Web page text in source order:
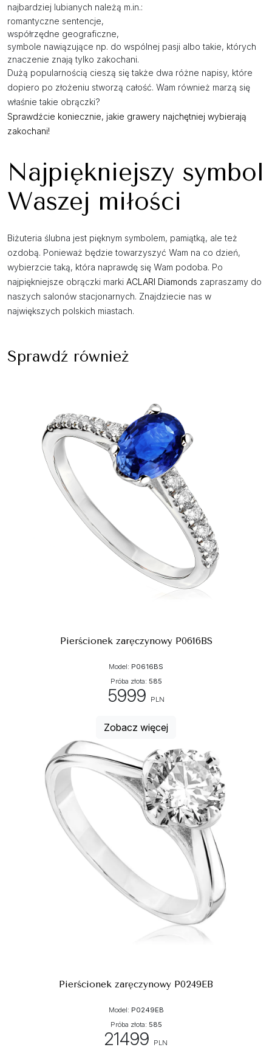
najbardziej lubianych należą m.in.:
romantyczne sentencje,
współrzędne geograficzne,
symbole nawiązujące np. do wspólnej pasji albo takie, których
znaczenie znają tylko zakochani.
Dużą popularnością cieszą się także dwa różne napisy, które
dopiero po złożeniu stworzą całość. Wam również marzą się
właśnie takie obrączki?
Sprawdźcie koniecznie, jakie grawery najchętniej wybierają
zakochani!
Najpiękniejszy symbol
Waszej miłości
Biżuteria ślubna jest pięknym symbolem, pamiątką, ale też
ozdobą. Ponieważ będzie towarzyszyć Wam na co dzień,
wybierzcie taką, która naprawdę się Wam podoba. Po
najpiękniejsze obrączki marki ACLARI Diamonds zapraszamy do
naszych salonów stacjonarnych. Znajdziecie nas w
największych polskich miastach.
Sprawdź również
Pierścionek zaręczynowy P0616BS
Model: P0616BS
Próba złota: 585
5999 PLN
Zobacz więcej
Pierścionek zaręczynowy P0249EB
Model: P0249EB
Próba złota: 585
21499 PLN